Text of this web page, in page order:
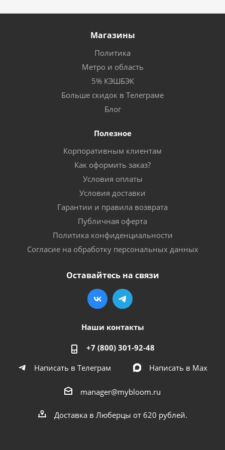
Магазины
Политика
Метро и область
5% КЭШБЭК
Больше скидок в Телеграме
Блог
Полезное
Корпоративным клиентам
Как оформить заказ?
Условия оплаты
Условия доставки
Гарантии и правила возврата
Публичная оферта
Политика конфиденциальности
Согласие на обработку персональных данных
Оставайтесь на связи
Наши контакты
+7 (800) 301-92-48
Написать в Телеграм
Написать в Мах
manager@mybloom.ru
Доставка в Люберцы от 620 рублей.